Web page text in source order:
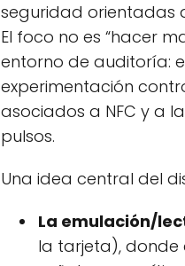
seguridad orientadas
El foco no es “hacer
entorno de auditoría:
experimentación
asociados a NFC y a
pulsos.
Una idea central del
La emulación/
la tarjeta), donde